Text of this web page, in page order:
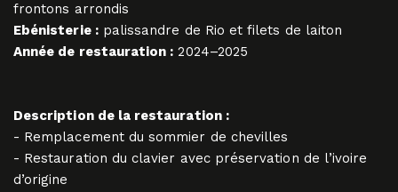
frontons arrondis
Ebénisterie :palissandre de Rio et filets de laiton
Année de restauration : 2024–2025
Description de la restauration :
- Remplacement du sommier de chevilles
- Restauration du clavier avec préservation de l’ivoire
d’origine